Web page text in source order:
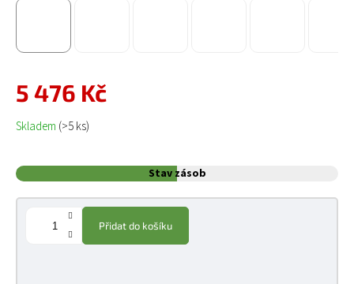
5 476 Kč
Měrná cena:
Skladem (>5 ks)
Stav zásob
Přidat do košíku